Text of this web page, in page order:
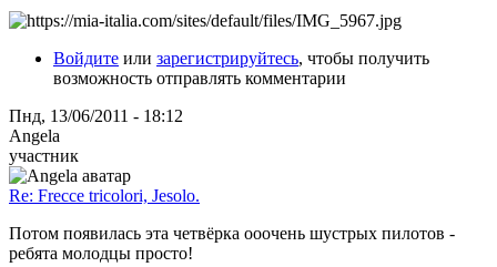
Войдите или зарегистрируйтесь, чтобы получить
возможность отправлять комментарии
Пнд, 13/06/2011 - 18:12
Angela
участник
Re: Frecce tricolori, Jesolo.
Потом появилась эта четвёрка ооочень шустрых пилотов -
ребята молодцы просто!